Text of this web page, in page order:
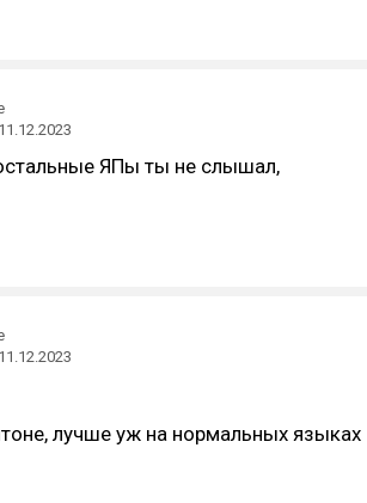
11.12.2023
ЯПы ты не слышал,
11.12.2023
лучше уж на нормальных языках